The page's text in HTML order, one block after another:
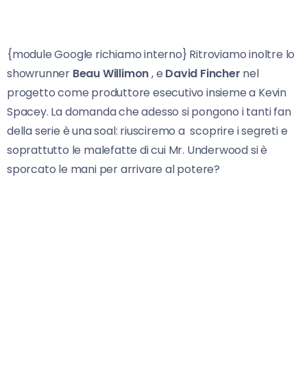
{module Google richiamo interno} Ritroviamo inoltre lo
showrunner Beau Willimon, e David Fincher nel
progetto come produttore esecutivo insieme a Kevin
Spacey. La domanda che adesso si pongono i tanti fan
della serie è una soal: riusciremo a scoprire i segreti e
soprattutto le malefatte di cui Mr. Underwood si è
sporcato le mani per arrivare al potere?